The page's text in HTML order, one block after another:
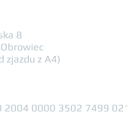
8
zjazdu z A4)
2004 0000 3502 7499